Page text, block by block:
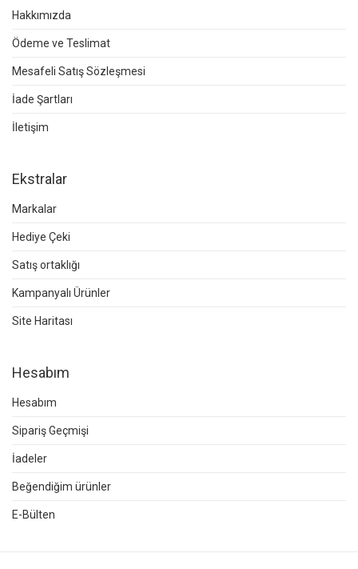
Hakkımızda
Ödeme ve Teslimat
Mesafeli Satış Sözleşmesi
İade Şartları
İletişim
Ekstralar
Markalar
Hediye Çeki
Satış ortaklığı
Kampanyalı Ürünler
Site Haritası
Hesabım
Hesabım
Sipariş Geçmişi
İadeler
Beğendiğim ürünler
E-Bülten